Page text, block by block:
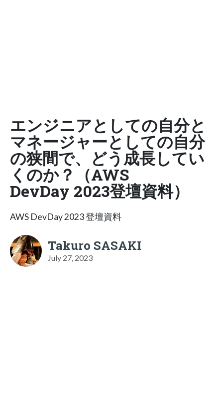
エンジニアとしての自分と
マネージャーとしての自分
の狭間で、どう成長してい
くのか？（AWS
DevDay 2023登壇資料）
AWS DevDay 2023 登壇資料
Takuro SASAKI
July 27, 2023